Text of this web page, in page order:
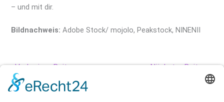
– und mit dir.
Bildnachweis: Adobe Stock/ mojolo, Peakstock, NINENII
←Vorheriger Beitrag Nächster Beitrag→